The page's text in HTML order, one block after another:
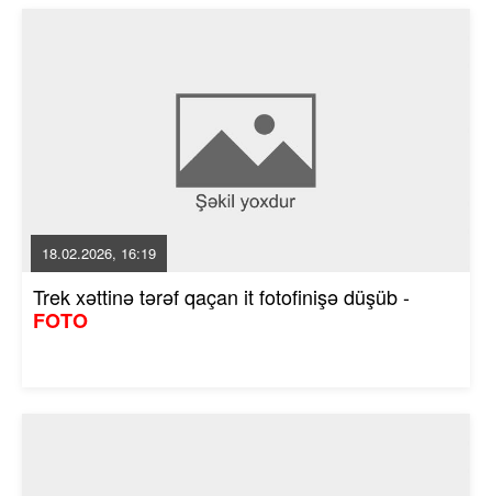
18.02.2026, 16:19
Trek xəttinə tərəf qaçan it fotofinişə düşüb -
FOTO